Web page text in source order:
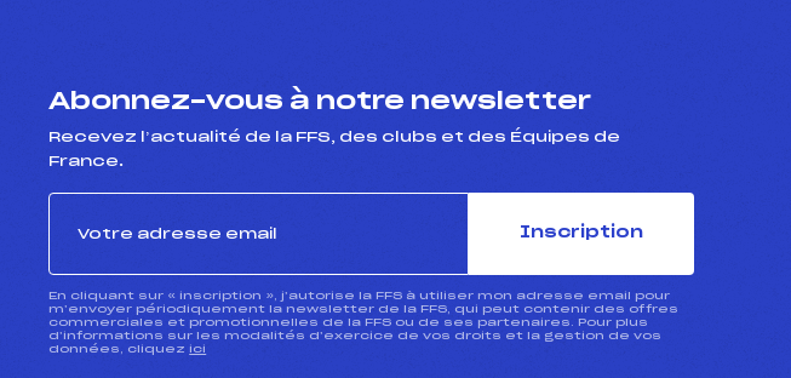
Abonnez-vous à notre newsletter
Recevez l’actualité de la FFS, des clubs et des Équipes de
France.
Inscription
En cliquant sur « inscription », j’autorise la FFS à utiliser mon adresse email pour
m’envoyer périodiquement la newsletter de la FFS, qui peut contenir des offres
commerciales et promotionnelles de la FFS ou de ses partenaires. Pour plus
d’informations sur les modalités d’exercice de vos droits et la gestion de vos
données, cliquez ici